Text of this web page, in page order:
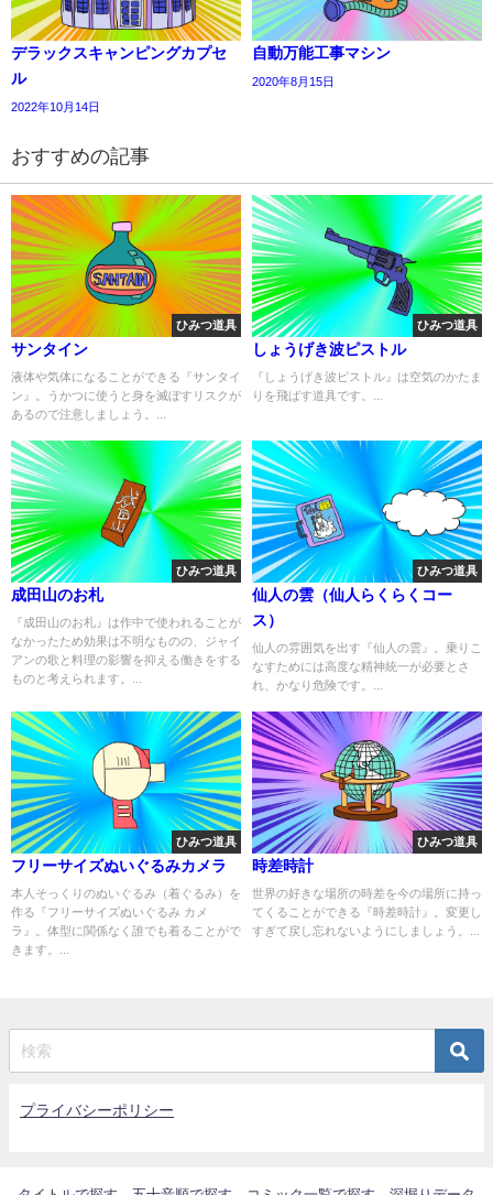
デラックスキャンピングカプセ
ル
2022年10月14日
自動万能工事マシン
2020年8月15日
おすすめの記事
ひみつ道具
サンタイン
液体や気体になることができる『サンタイ
ン』。うかつに使うと身を滅ぼすリスクが
あるので注意しましょう。...
ひみつ道具
しょうげき波ピストル
『しょうげき波ピストル』は空気のかたま
りを飛ばす道具です。...
ひみつ道具
成田山のお札
『成田山のお札』は作中で使われることが
なかったため効果は不明なものの、ジャイ
アンの歌と料理の影響を抑える働きをする
ものと考えられます。...
ひみつ道具
仙人の雲（仙人らくらくコー
ス）
仙人の雰囲気を出す『仙人の雲』。乗りこ
なすためには高度な精神統一が必要とさ
れ、かなり危険です。...
ひみつ道具
フリーサイズぬいぐるみカメラ
本人そっくりのぬいぐるみ（着ぐるみ）を
作る『フリーサイズぬいぐるみ カメ
ラ』。体型に関係なく誰でも着ることがで
きます。...
ひみつ道具
時差時計
世界の好きな場所の時差を今の場所に持っ
てくることができる『時差時計』。変更し
すぎて戻し忘れないようにしましょう。...
プライバシーポリシー